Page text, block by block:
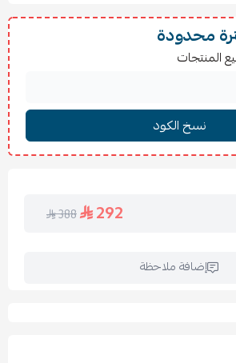
مع دورة لطيفة.
أو المواد الكيماوية القوية.
بالمجفف على حرارة منخفضة.
منخفضة مع تجنب الضغط المباشر على
البشرة؟
نعم، فهو مصنوع من قطن
المواسم؟ مثالي للاستخدام على مدار العام
محدودة
292
388
إضافة ملاحظة